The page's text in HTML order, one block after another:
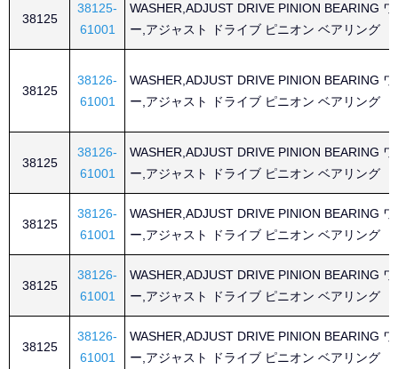
38125
38125-
61001
WASHER,ADJUST DRIVE PINION BEARING
ー,アジャスト ドライブ ピニオン ベアリング
38125
38126-
61001
WASHER,ADJUST DRIVE PINION BEARING
ー,アジャスト ドライブ ピニオン ベアリング
38125
38126-
61001
WASHER,ADJUST DRIVE PINION BEARING
ー,アジャスト ドライブ ピニオン ベアリング
38125
38126-
61001
WASHER,ADJUST DRIVE PINION BEARING
ー,アジャスト ドライブ ピニオン ベアリング
38125
38126-
61001
WASHER,ADJUST DRIVE PINION BEARING
ー,アジャスト ドライブ ピニオン ベアリング
38125
38126-
61001
WASHER,ADJUST DRIVE PINION BEARING
ー,アジャスト ドライブ ピニオン ベアリング